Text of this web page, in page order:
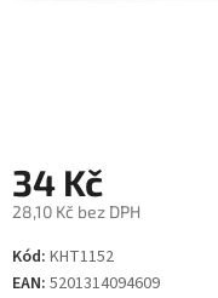
34 Kč
28,10 Kč bez DPH
Měrná
cena:
Kód: KHT1152
EAN: 5201314094609